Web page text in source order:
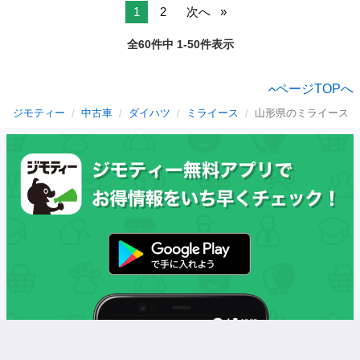
1 2 次へ
全60件中 1-50件表示
ページTOPへ
ジモティー 中古車 ダイハツ ミライース 山形県のミライース